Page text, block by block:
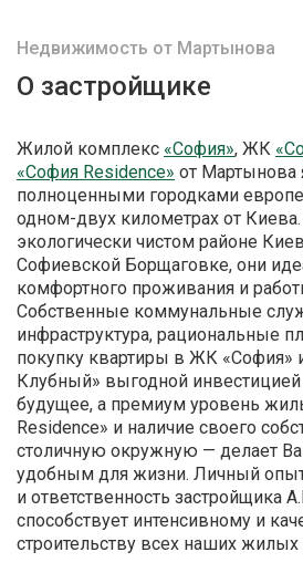
Недвижимость от Мартынова
О застройщике
Жилой комплекс «София», ЖК
«София Residence» от Мартынова
полноценными городками
одном-двух километрах от
экологически чистом районе
Софиевской Борщаговке, они
комфортного проживания и
Собственные коммунальные
инфраструктура, рациональные
покупку квартиры в ЖК
Клубный» выгодной
будущее, а премиум уровень
Residence» и наличие своего
столичную окружную — делает
удобным для жизни. Личный
и ответственность застройщика
способствует интенсивному и
строительству всех наших